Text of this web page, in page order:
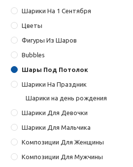
Шарики На 1 Сентября
Цветы
Фигуры Из Шаров
Bubbles
Шары Под Потолок
Шарики На Праздник
Шарики на день рождения
Шарики Для Девочки
Шарики Для Мальчика
Композиции Для Женщины
Композиции Для Мужчины